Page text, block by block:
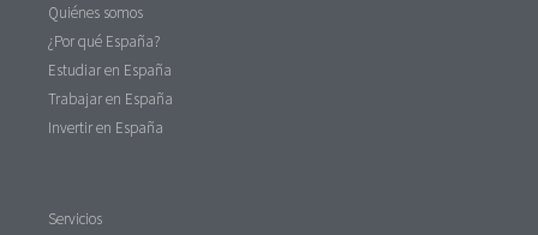
Quiénes somos
¿Por qué España?
Estudiar en España
Trabajar en España
Invertir en España
Servicios